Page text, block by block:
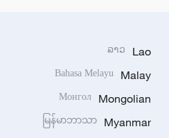
Lao
ລາວ
Malay
Bahasa Melayu
Mongolian
Монгол
Myanmar
မြန်မာဘာသာ